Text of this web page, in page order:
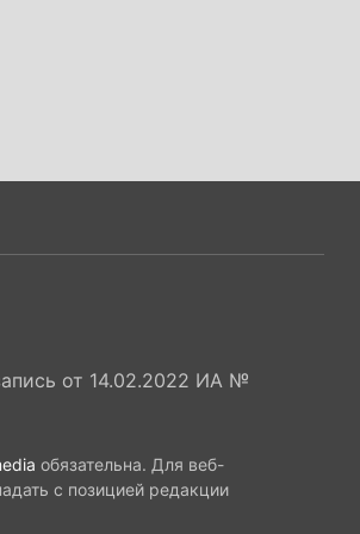
от 14.02.2022 ИА №
обязательна. Для веб-
с позицией редакции